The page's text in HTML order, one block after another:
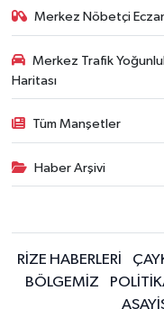
Merkez Nöbetçi
Merkez Trafik
Haritası
Tüm Manşetler
Haber Arşivi
RİZE HABERLERİ
BÖLGEMİZ